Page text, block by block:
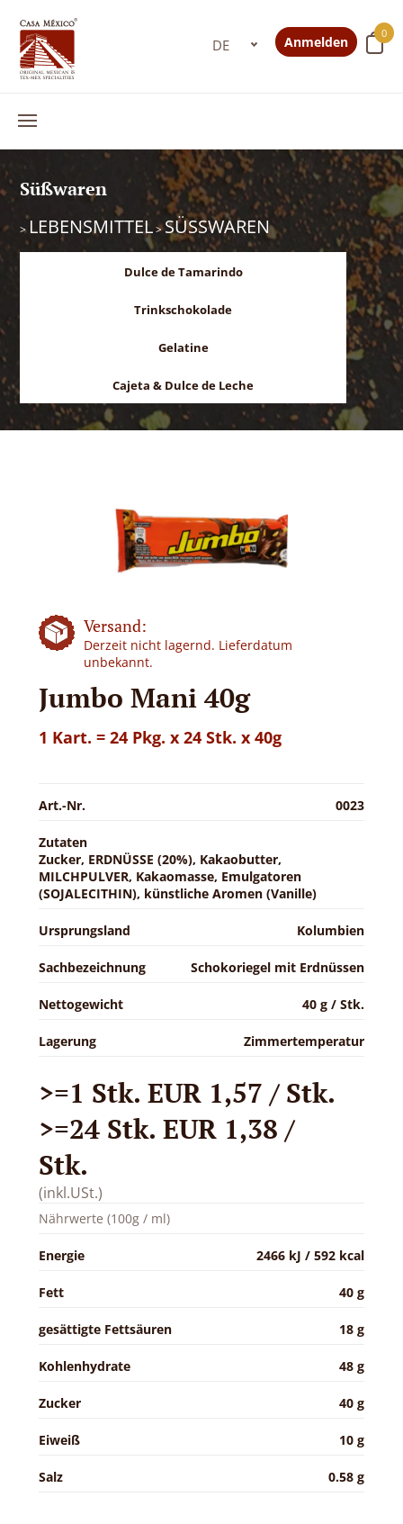
0
Anmelden
Süßwaren
> LEBENSMITTEL>SÜSSWAREN
Dulce de Tamarindo
Trinkschokolade
Gelatine
Cajeta & Dulce de Leche
Versand:
Derzeit nicht lagernd. Lieferdatum
unbekannt.
Jumbo Mani 40g
1 Kart. = 24 Pkg. x 24 Stk. x 40g
Art.-Nr. 0023
Zutaten
Zucker, ERDNÜSSE (20%), Kakaobutter,
MILCHPULVER, Kakaomasse, Emulgatoren
(SOJALECITHIN), künstliche Aromen (Vanille)
Ursprungsland Kolumbien
Sachbezeichnung Schokoriegel mit Erdnüssen
Nettogewicht 40 g / Stk.
Lagerung Zimmertemperatur
>=1 Stk. EUR 1,57 / Stk.
>=24 Stk. EUR 1,38 /
Stk.
(inkl.USt.)
Nährwerte (100g / ml)
Energie 2466 kJ / 592 kcal
Fett 40 g
gesättigte Fettsäuren 18 g
Kohlenhydrate 48 g
Zucker 40 g
Eiweiß 10 g
Salz 0.58 g